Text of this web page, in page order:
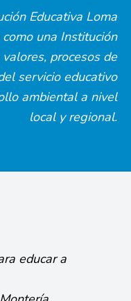
Educativa Loma
una Institución
procesos de
servicio educativo
ambiental a nivel
local y regional.
educar a